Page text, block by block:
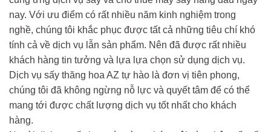
nay. Với ưu điểm có rất nhiều năm kinh nghiệm trong
nghề, chúng tôi khắc phục được tất cả những tiêu chí khó
tính cả về dịch vụ lẫn sản phẩm. Nên đã được rất nhiều
khách hàng tin tưởng và lựa lựa chọn sử dụng dịch vụ.
Dịch vụ sấy thăng hoa AZ tự hào là đơn vị tiên phong,
chúng tôi đã không ngừng nỗ lực và quyết tâm để có thể
mang tới được chất lượng dịch vụ tốt nhất cho khách
hàng.